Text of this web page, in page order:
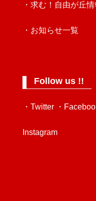
・求む！自由が丘
・お知らせ一覧
Follow us !!
・Twitter ・
Instagram